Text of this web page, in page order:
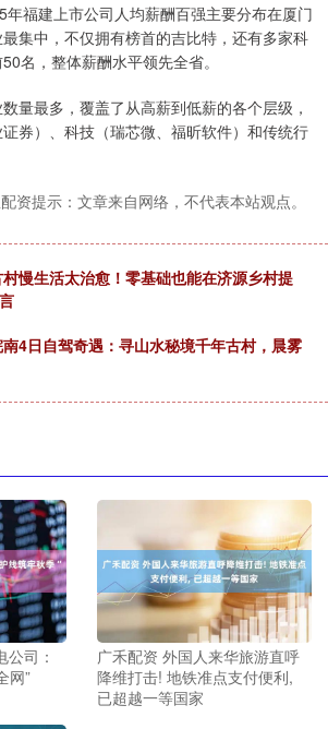
年福建上市公司人均薪酬百强主要分布在厦门
集中，不仅拥有榜首的吉比特，还有多家科
名，整体薪酬水平领先全省。
量最多，覆盖了从高薪到低薪的各个层级，
券）、科技（瑞芯微、福昕软件）和传统行
资提示：文章来自网络，不代表本站观点。
慢生活太治愈！零基础也能在济源乡村提
4日自驾奇遇：寻山水秘境千年古村，晨雾
司：
网”
广禾配资 外国人来华旅游直呼
降维打击! 地铁准点支付便利,
已超越一等国家